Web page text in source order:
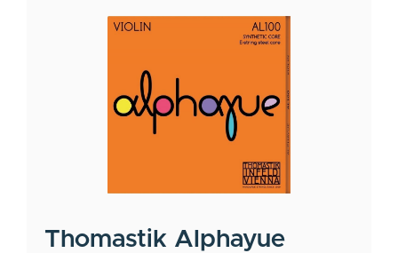
Thomastik Alphayue